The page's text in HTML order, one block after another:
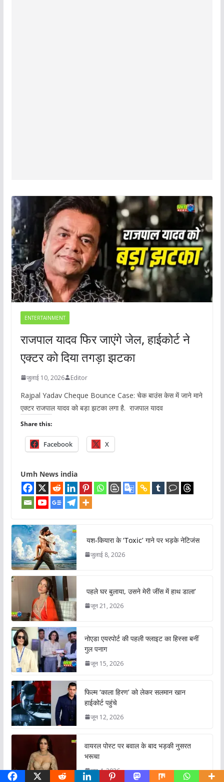
ENTERTAINMENT
राजपाल यादव फिर जाएंगे जेल, हाईकोर्ट ने
एक्टर को दिया तगड़ा झटका
जुलाई 10, 2026 Editor
Rajpal Yadav Cheque Bounce Case: चेक बाउंस केस में जाने माने
एक्टर राजपाल यादव को बड़ा झटका लगा है. राजपाल यादव
Share this:
Facebook X
Umh News india
यश-कियारा के ‘Toxic’ गाने पर भड़के नेटिजंस
जुलाई 8, 2026
पहले घर बुलाया, उसने मेरी जींस में हाथ डाला’
जून 21, 2026
नोएडा एयरपोर्ट की पहली फ्लाइट का हिस्सा बनीं
गुल पनाग
जून 15, 2026
फिल्म ‘काला हिरण’ को लेकर सलमान खान
हाईकोर्ट पहुंचे
जून 12, 2026
वायरल पोस्ट पर बवाल के बाद भड़की नुसरत
भरूचा
जून 4, 2026